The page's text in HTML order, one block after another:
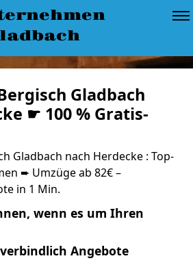
Gladbach
☛ 100 % Gratis-
Gladbach nach Herdecke : Top-
➨ Umzüge ab 82€ –
in 1 Min.
wenn es um Ihren
Angebote